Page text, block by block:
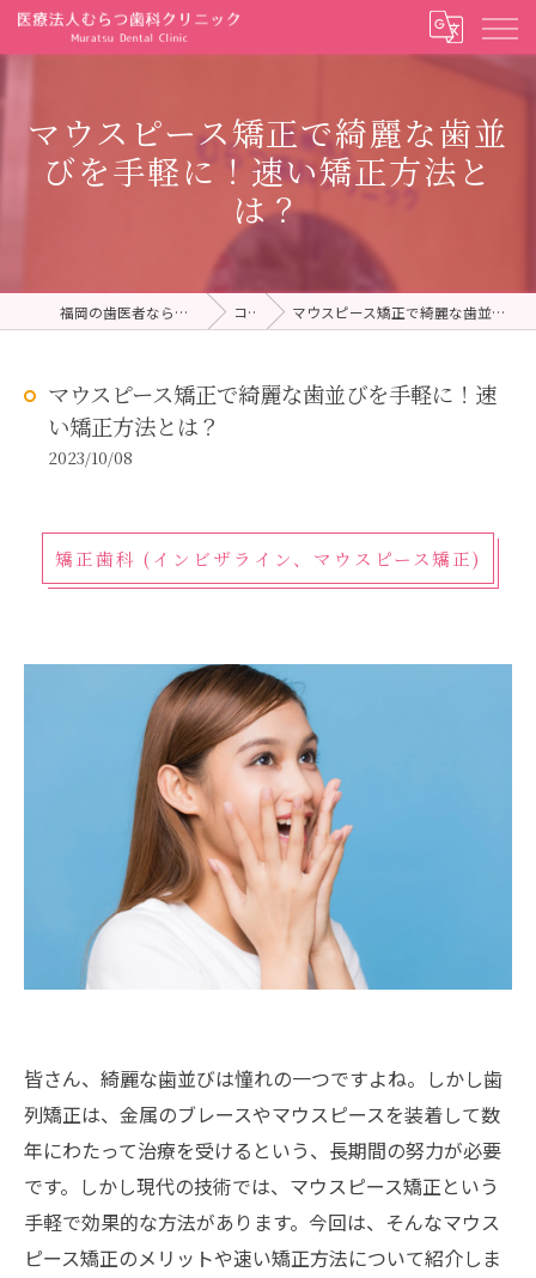
マウスピース矯正で綺麗な歯並
びを手軽に！速い矯正方法と
は？
福岡の歯医者ならむらつ歯科クリニック コラム マウスピース矯正で綺麗な歯並びを手軽に！速い矯正方法とは？
マウスピース矯正で綺麗な歯並びを手軽に！速
い矯正方法とは？
2023/10/08
矯正歯科 (インビザライン、マウスピース矯正)
皆さん、綺麗な歯並びは憧れの一つですよね。しかし歯
列矯正は、金属のブレースやマウスピースを装着して数
年にわたって治療を受けるという、長期間の努力が必要
です。しかし現代の技術では、マウスピース矯正という
手軽で効果的な方法があります。今回は、そんなマウス
ピース矯正のメリットや速い矯正方法について紹介しま